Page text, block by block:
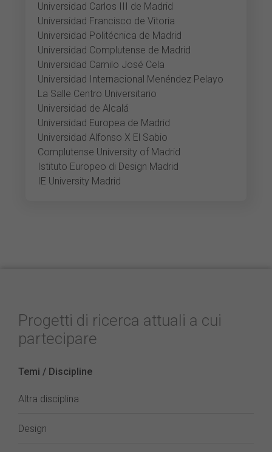
Universidad Carlos III de Madrid
Universidad Francisco de Vitoria
Universidad Politécnica de Madrid
Universidad Complutense de Madrid
Universidad Camilo José Cela
Universidad Internacional Menéndez Pelayo
La Salle Centro Universitario
Universidad de Alcalá
Universidad Europea de Madrid
Universidad Alfonso X El Sabio
Complutense University of Madrid
Istituto Europeo di Design Madrid
IE University Madrid
Progetti di ricerca attuali a cui
partecipare
Temi / Discipline
Altra disciplina
Design